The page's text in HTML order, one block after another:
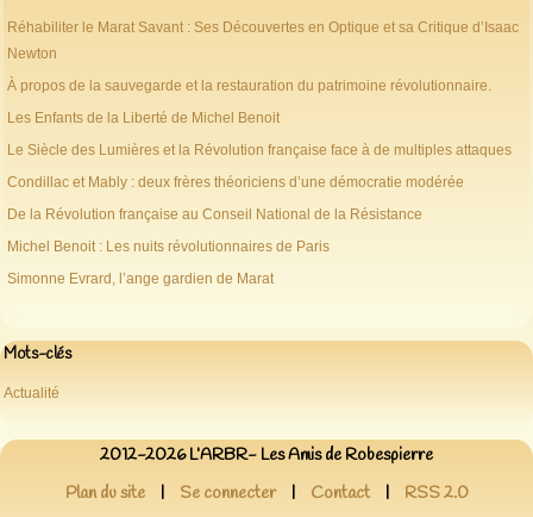
Réhabiliter le Marat Savant : Ses Découvertes en Optique et sa Critique d’Isaac
Newton
À propos de la sauvegarde et la restauration du patrimoine révolutionnaire.
Les Enfants de la Liberté de Michel Benoit
Le Siècle des Lumières et la Révolution française face à de multiples attaques
Condillac et Mably : deux frères théoriciens d’une démocratie modérée
De la Révolution française au Conseil National de la Résistance
Michel Benoit : Les nuits révolutionnaires de Paris
Simonne Evrard, l’ange gardien de Marat
Mots-clés
Actualité
2012-2026 L’ARBR- Les Amis de Robespierre
Plan du site
| Se connecter | Contact | RSS 2.0